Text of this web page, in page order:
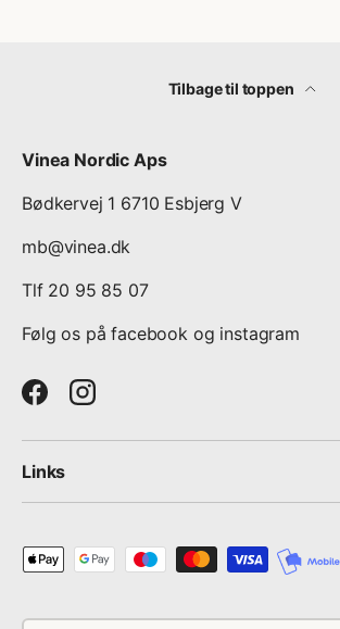
Områdenavn: Champagne
Land: Frankrig
Anbefales til: A peritif , fisk, fjerkræ, hvidt kød.
Druer: 100% Pinot Noir 2 gram dosage
Økologisk: ja
Tilbage til toppen
Vinea Nordic Aps
Bødkervej 1 6710 Esbjerg V
mb@vinea.dk
Tlf 20 95 85 07
Følg os på facebook og instagram
FacebookInstagram
Links
Betalingsmetoder